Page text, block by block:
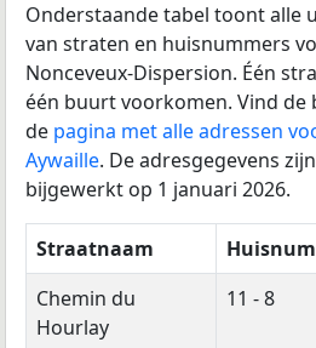
Onderstaande tabel toont alle
van straten en huisnummers
Nonceveux-Dispersion. Één
één buurt voorkomen. Vind
de pagina met alle adressen
Aywaille. De adresgegevens
bijgewerkt op 1 januari 2026.
Straatnaam
Chemin du
Hourlay
11 - 8